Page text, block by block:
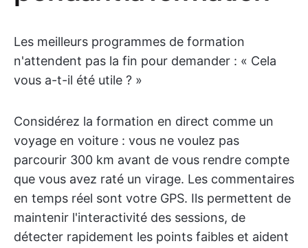
Les meilleurs programmes de formation
n'attendent pas la fin pour demander : « Cela
vous a-t-il été utile ? »
Considérez la formation en direct comme un
voyage en voiture : vous ne voulez pas
parcourir 300 km avant de vous rendre compte
que vous avez raté un virage. Les commentaires
en temps réel sont votre GPS. Ils permettent de
maintenir l'interactivité des sessions, de
détecter rapidement les points faibles et aident